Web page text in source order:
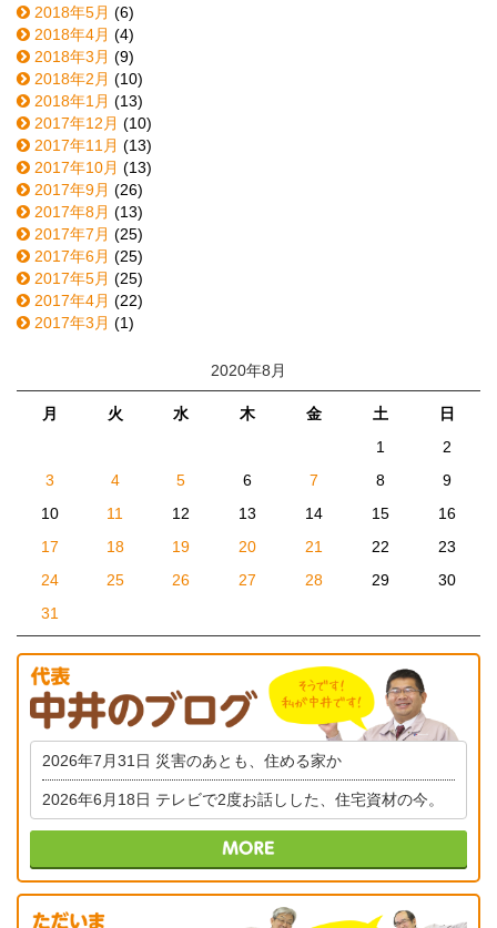
2018年5月 (6)
2018年4月 (4)
2018年3月 (9)
2018年2月 (10)
2018年1月 (13)
2017年12月 (10)
2017年11月 (13)
2017年10月 (13)
2017年9月 (26)
2017年8月 (13)
2017年7月 (25)
2017年6月 (25)
2017年5月 (25)
2017年4月 (22)
2017年3月 (1)
2020年8月
月 火 水 木 金 土
日
1
2
3
4 5 6 7 8
9
10
11 12 13 14 15
16
17
18 19 20 21 22
23
24
25 26 27 28 29
30
31
2026年7月31日 災害のあとも、住める家か
2026年6月18日 テレビで2度お話しした、住宅資材の今。